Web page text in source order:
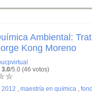
Ambiental:
Kong Moreno
3.0/5.0 (46 votos)
2012 , maestría en química ,